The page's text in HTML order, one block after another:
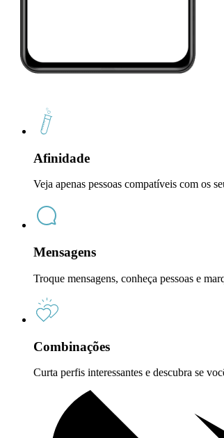
Afinidade
Veja apenas pessoas compatíveis com os
Mensagens
Troque mensagens, conheça pessoas e
Combinações
Curta perfis interessantes e descubra se